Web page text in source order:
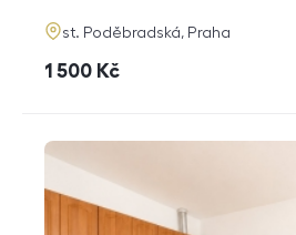
adresa
st. Poděbradská, Praha
cena
1 500 Kč